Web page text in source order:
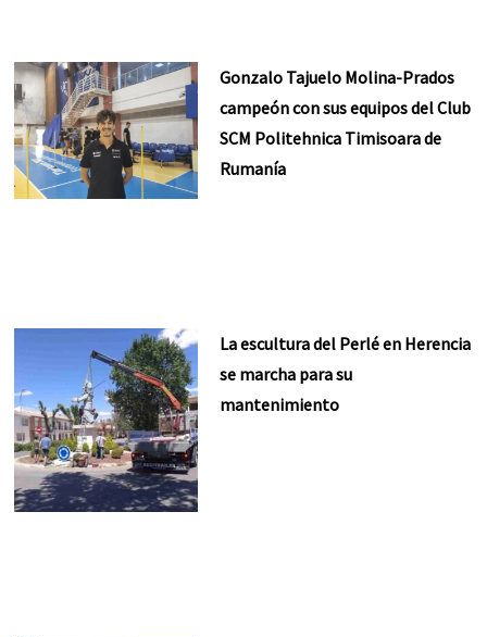
Gonzalo Tajuelo Molina-Prados
campeón con sus equipos del Club
SCM Politehnica Timisoara de
Rumanía
La escultura del Perlé en Herencia
se marcha para su
mantenimiento